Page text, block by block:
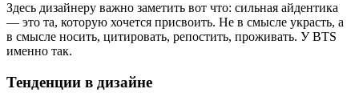
Здесь дизайнеру важно заметить вот что: сильная айдентика
— это та, которую хочется присвоить. Не в смысле украсть, а
в смысле носить, цитировать, репостить, проживать. У BTS
именно так.
Тенденции в дизайне